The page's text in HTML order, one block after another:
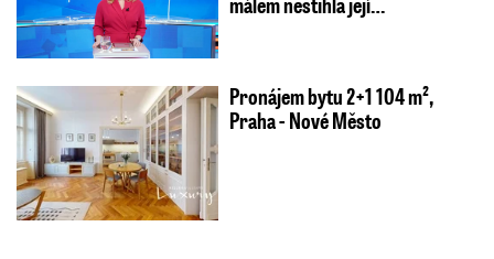
Pronájem bytu 2+1 104 m²,
Praha - Nové Město